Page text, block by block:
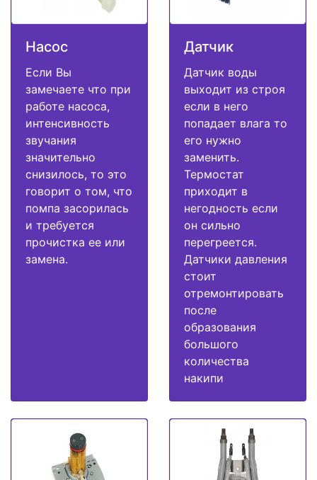
Насос
Если Вы
замечаете что при
работе насоса,
интенсивность
звучания
значительно
снизилось, то это
говорит о том, что
помпа засорилась
и требуется
прочистка ее или
замена.
Датчик
Датчик воды
выходит из строя
если в него
попадает влага то
его нужно
заменить.
Термостат
приходит в
негодность если
он сильно
перегреется.
Датчики давления
стоит
отремонтировать
после
образования
большого
количества
накипи